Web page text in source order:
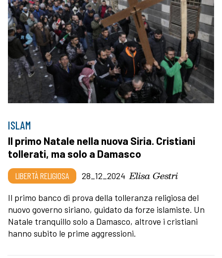
ISLAM
Il primo Natale nella nuova Siria. Cristiani
tollerati, ma solo a Damasco
LIBERTÀ RELIGIOSA 28_12_2024 Elisa Gestri
Il primo banco di prova della tolleranza religiosa del
nuovo governo siriano, guidato da forze islamiste. Un
Natale tranquillo solo a Damasco, altrove i cristiani
hanno subito le prime aggressioni.